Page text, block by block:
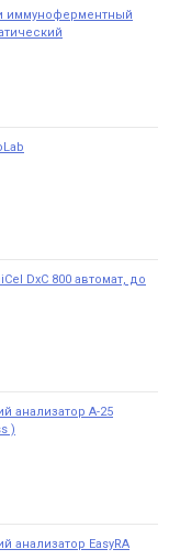
иммуноферментный
DxC 800 автомат, до
анализатор А-25
)
анализатор EasyRA